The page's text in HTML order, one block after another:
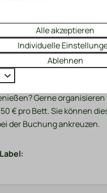
ein Spültuch,
und eine Rolle
Sie sofort nach Ihrer Ankunft
Gerne organisieren
€ pro Bett. Sie können
der Buchung ankreuzen.
Alle akzeptieren
Individuelle
Ablehnen